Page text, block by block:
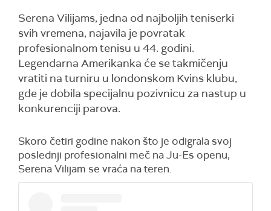
Serena Vilijams, jedna od najboljih teniserki
svih vremena, najavila je povratak
profesionalnom tenisu u 44. godini.
Legendarna Amerikanka će se takmičenju
vratiti na turniru u londonskom Kvins klubu,
gde je dobila specijalnu pozivnicu za nastup u
konkurenciji parova.
Skoro četiri godine nakon što je odigrala svoj
poslednji profesionalni meč na Ju-Es openu,
Serena Vilijam se vraća na teren.